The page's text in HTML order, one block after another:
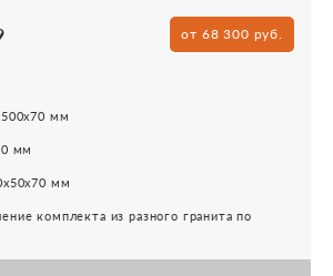
от 68 300 руб.
мм
мм
мм
комплекта из разного гранита по